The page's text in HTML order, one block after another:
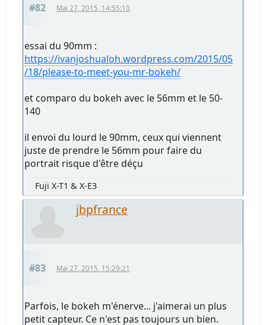
#82 Mai 27, 2015, 14:55:10
essai du 90mm :
https://ivanjoshualoh.wordpress.com/2015/05
/18/please-to-meet-you-mr-bokeh/
et comparo du bokeh avec le 56mm et le 50-
140
il envoi du lourd le 90mm, ceux qui viennent
juste de prendre le 56mm pour faire du
portrait risque d'être déçu
Fuji X-T1 & X-E3
jbpfrance
#83 Mai 27, 2015, 15:29:21
Parfois, le bokeh m'énerve... j'aimerai un plus
petit capteur. Ce n'est pas toujours un bien.